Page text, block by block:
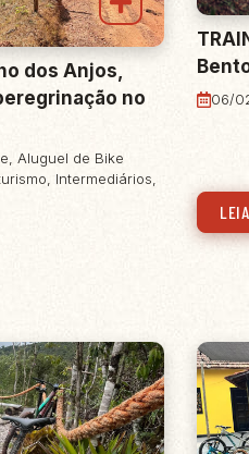
dos Anjos,
no
, Aluguel de Bike
, Intermediários,
06/